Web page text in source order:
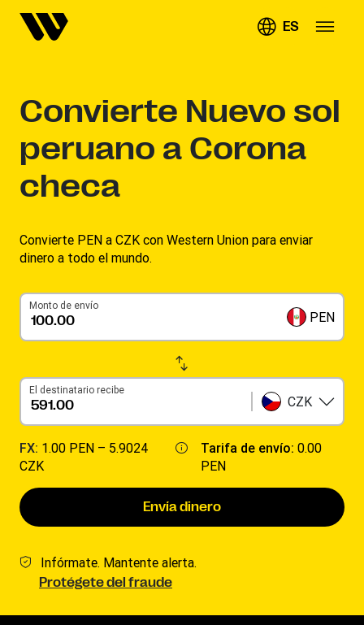
ES
Convierte Nuevo sol
peruano a Corona
checa
Convierte PEN a CZK con Western Union para enviar
dinero a todo el mundo.
Monto de envío
PEN
El destinatario recibe
CZK
FX: 1.00 PEN – 5.9024
CZK
Tarifa de envío:0.00
PEN
Envía dinero
Infórmate. Mantente alerta.
Protégete del fraude